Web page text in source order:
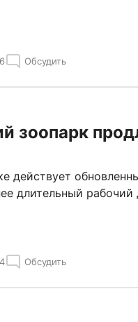
6 Обсудить
зоопарк
действует
длительный рабочий
4 Обсудить